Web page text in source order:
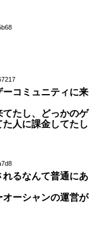
コミュニティに来
たし、どっかのゲ
人に課金してたし
るなんて普通にあ
ーシャンの運営が